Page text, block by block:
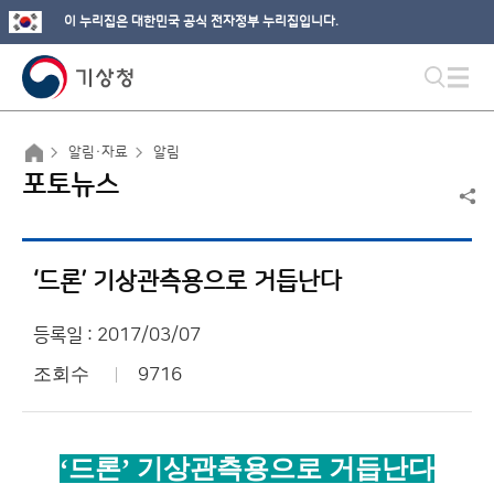
이 누리집은 대한민국 공식 전자정부 누리집입니다.
알림·자료 알림
포토뉴스
‘드론’ 기상관측용으로 거듭난다
등록일 : 2017/03/07
조회수 9716
‘드론’ 기상관측용으로 거듭난다